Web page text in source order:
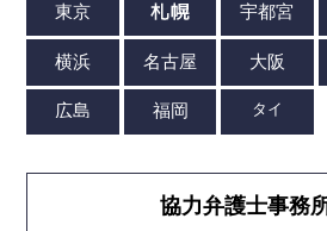
協力弁護士事務